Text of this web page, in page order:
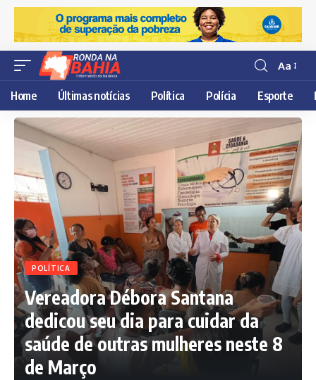
Resisor
de
fonte
Aa
Home Últimas notícias Política Polícia Esporte
POLÍTICA
Vereadora Débora Santana
dedicou seu dia para cuidar da
saúde de outras mulheres neste 8
de Março